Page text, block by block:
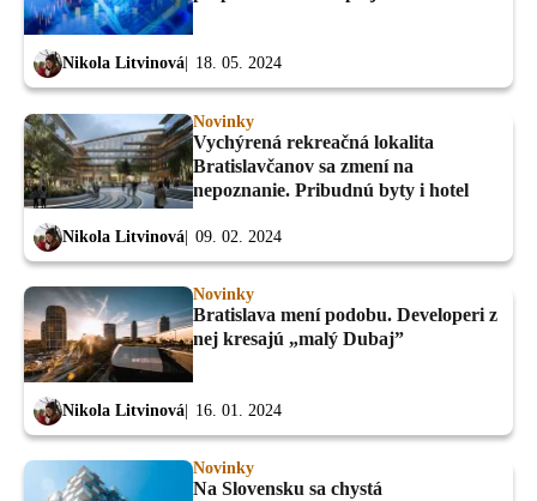
Nikola Litvinová 18. 05. 2024
Novinky
Vychýrená rekreačná lokalita
Bratislavčanov sa zmení na
nepoznanie. Pribudnú byty i hotel
Nikola Litvinová 09. 02. 2024
Novinky
Bratislava mení podobu. Developeri z
nej kresajú „malý Dubaj”
Nikola Litvinová 16. 01. 2024
Novinky
Na Slovensku sa chystá